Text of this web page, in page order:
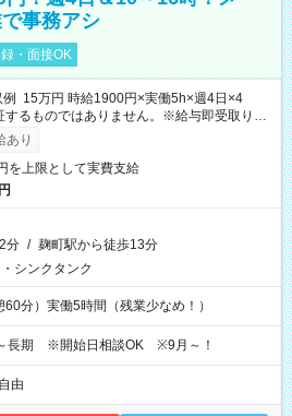
事務アシ
・面接OK
15万円 時給1900円×実働5h×週4日×4
るものではありません。※給与即受取りサ
条件有）
あり
を上限として実費支給
分 / 麹町駅から徒歩13分
シンクタンク
分）実働5時間（残業少なめ！）
長期 ※開始日相談OK ※9月～！
由